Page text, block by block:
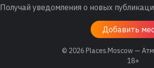
Получай уведомления о новых
Добавить
© 2026 Places.Moscow —
18+